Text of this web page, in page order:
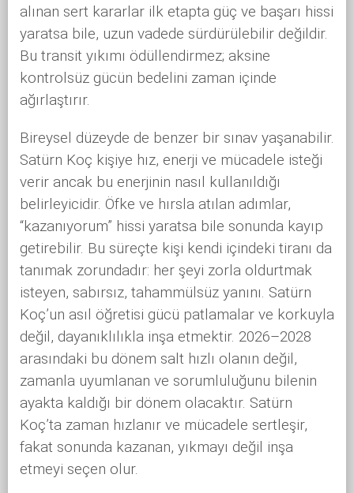
alınan sert kararlar ilk etapta güç ve başarı hissi
yaratsa bile, uzun vadede sürdürülebilir değildir.
Bu transit yıkımı ödüllendirmez; aksine
kontrolsüz gücün bedelini zaman içinde
ağırlaştırır.
Bireysel düzeyde de benzer bir sınav yaşanabilir.
Satürn Koç kişiye hız, enerji ve mücadele isteği
verir ancak bu enerjinin nasıl kullanıldığı
belirleyicidir. Öfke ve hırsla atılan adımlar,
“kazanıyorum” hissi yaratsa bile sonunda kayıp
getirebilir. Bu süreçte kişi kendi içindeki tiranı da
tanımak zorundadır: her şeyi zorla oldurtmak
isteyen, sabırsız, tahammülsüz yanını. Satürn
Koç’un asıl öğretisi gücü patlamalar ve korkuyla
değil, dayanıklılıkla inşa etmektir. 2026–2028
arasındaki bu dönem salt hızlı olanın değil,
zamanla uyumlanan ve sorumluluğunu bilenin
ayakta kaldığı bir dönem olacaktır. Satürn
Koç’ta zaman hızlanır ve mücadele sertleşir,
fakat sonunda kazanan, yıkmayı değil inşa
etmeyi seçen olur.